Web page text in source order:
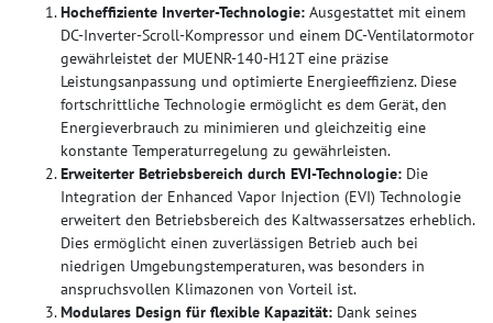
Hocheffiziente Inverter-Technologie: Ausgestattet mit einem
DC-Inverter-Scroll-Kompressor und einem DC-Ventilatormotor
gewährleistet der MUENR-140-H12T eine präzise
Leistungsanpassung und optimierte Energieeffizienz. Diese
fortschrittliche Technologie ermöglicht es dem Gerät, den
Energieverbrauch zu minimieren und gleichzeitig eine
konstante Temperaturregelung zu gewährleisten.
Erweiterter Betriebsbereich durch EVI-Technologie: Die
Integration der Enhanced Vapor Injection (EVI) Technologie
erweitert den Betriebsbereich des Kaltwassersatzes erheblich.
Dies ermöglicht einen zuverlässigen Betrieb auch bei
niedrigen Umgebungstemperaturen, was besonders in
anspruchsvollen Klimazonen von Vorteil ist.
Modulares Design für flexible Kapazität: Dank seines